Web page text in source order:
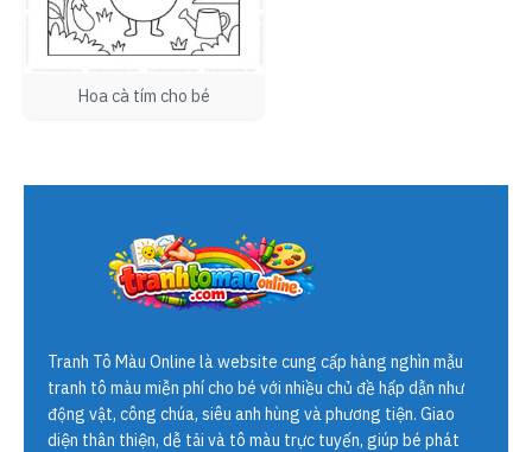
Hoa cà tím cho bé
Tranh Tô Màu Online là website cung cấp hàng nghìn mẫu
tranh tô màu miễn phí cho bé với nhiều chủ đề hấp dẫn như
động vật, công chúa, siêu anh hùng và phương tiện. Giao
diện thân thiện, dễ tải và tô màu trực tuyến, giúp bé phát